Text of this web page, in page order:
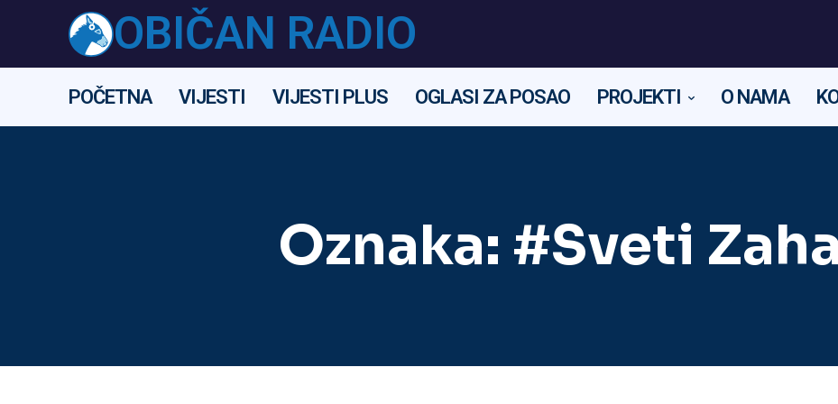
OBIČAN RADIO
POČETNA VIJESTI VIJESTI PLUS OGLASI ZA POSAO PROJEKTI O NAMA
Oznaka: #Sveti